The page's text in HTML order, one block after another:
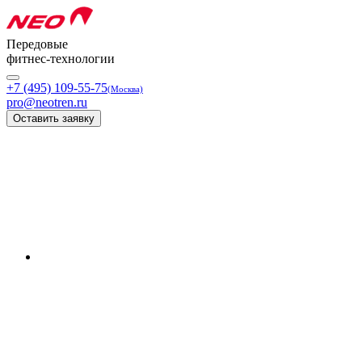
Передовые
фитнес-технологии
+7 (495) 109-55-75(Москва)
pro@neotren.ru
Оставить заявку